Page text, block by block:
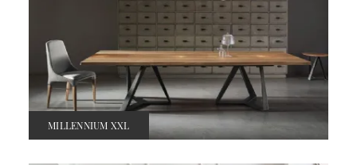
MILLENNIUM XXL